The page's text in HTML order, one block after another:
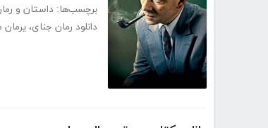
برچسب‌ها: داستان و
دانلود رمان جنای، یرمان